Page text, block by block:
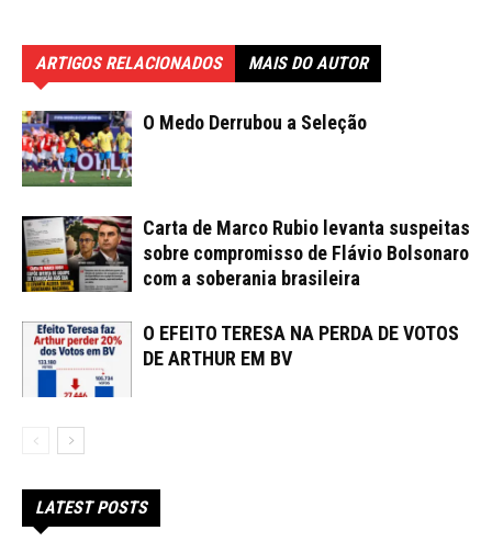
ARTIGOS RELACIONADOS MAIS DO AUTOR
O Medo Derrubou a Seleção
Carta de Marco Rubio levanta suspeitas
sobre compromisso de Flávio Bolsonaro
com a soberania brasileira
O EFEITO TERESA NA PERDA DE VOTOS
DE ARTHUR EM BV
LATEST POSTS